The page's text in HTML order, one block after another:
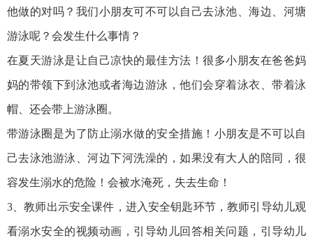
他做的对吗？我们小朋友可不可以自己去泳池、海边、河塘
游泳呢？会发生什么事情？
在夏天游泳是让自己凉快的最佳方法！很多小朋友在爸爸妈
妈的带领下到泳池或者海边游泳，他们会穿着泳衣、带着泳
帽、还会带上游泳圈。
带游泳圈是为了防止溺水做的安全措施！小朋友是不可以自
己去泳池游泳、河边下河洗澡的，如果没有大人的陪同，很
容发生溺水的危险！会被水淹死，失去生命！
3、教师出示安全课件，进入安全钥匙环节，教师引导幼儿观
看溺水安全的视频动画，引导幼儿回答相关问题，引导幼儿